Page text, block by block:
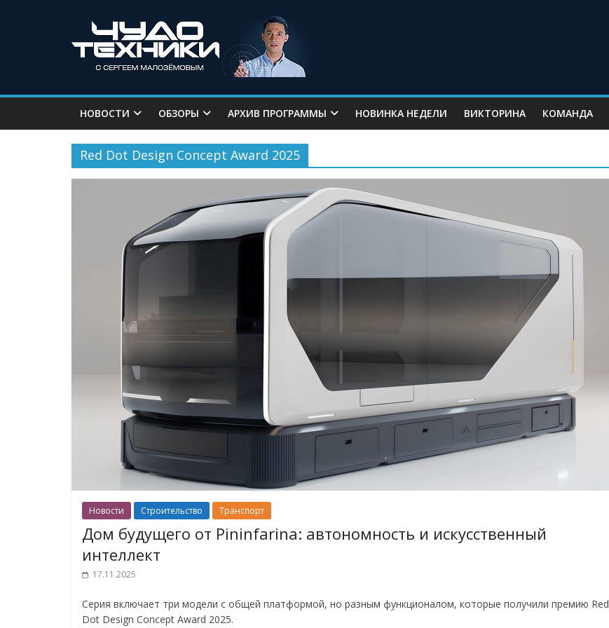
НОВОСТИ ОБЗОРЫ АРХИВ ПРОГРАММЫ НОВИНКА НЕДЕЛИ ВИКТОРИНА КОМАНДА
Red Dot Design Concept Award 2025
Новости Строительство Транспорт
Дом будущего от Pininfarina: автономность и искусственный
интеллект
17.11.2025
Серия включает три модели с общей платформой, но разным функционалом, которые получили премию Red
Dot Design Concept Award 2025.